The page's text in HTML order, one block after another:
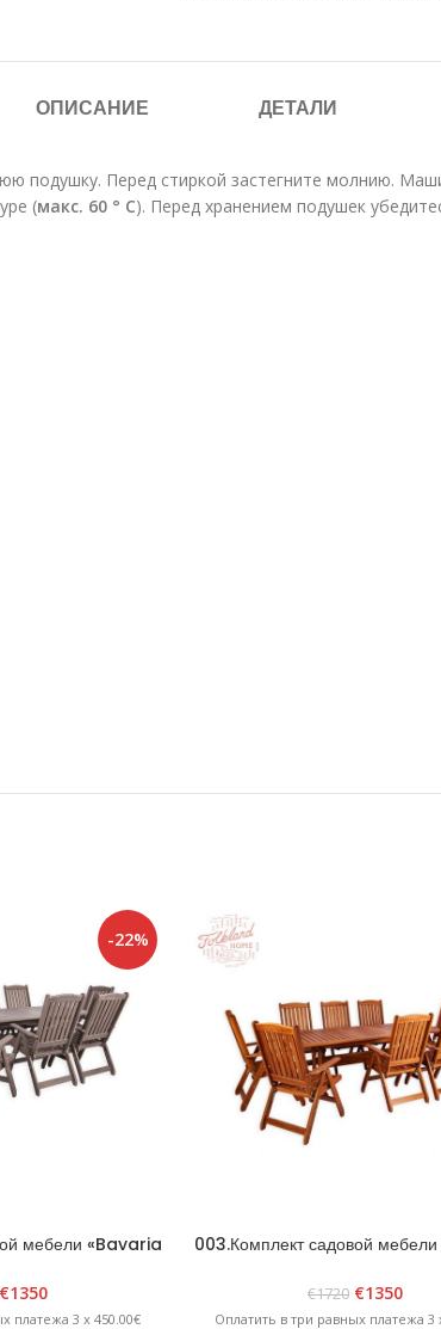
ОПИСАНИЕ ДЕТАЛИ
подушку. Перед стиркой застегните молнию.
(макс. 60 ° C). Перед хранением подушек
-22%
мебели «Bavaria
€1350
платежа 3 x 450.00€
003.Комплект садовой
€1720 €1350
Оплатить в три равных платежа 3